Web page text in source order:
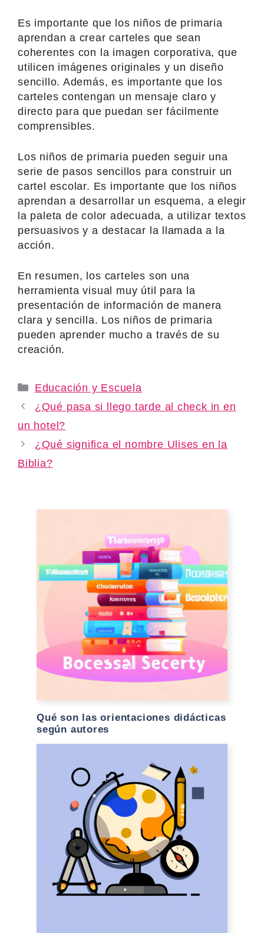
Es importante que los niños de primaria
aprendan a crear carteles que sean
coherentes con la imagen corporativa, que
utilicen imágenes originales y un diseño
sencillo. Además, es importante que los
carteles contengan un mensaje claro y
directo para que puedan ser fácilmente
comprensibles.
Los niños de primaria pueden seguir una
serie de pasos sencillos para construir un
cartel escolar. Es importante que los niños
aprendan a desarrollar un esquema, a elegir
la paleta de color adecuada, a utilizar textos
persuasivos y a destacar la llamada a la
acción.
En resumen, los carteles son una
herramienta visual muy útil para la
presentación de información de manera
clara y sencilla. Los niños de primaria
pueden aprender mucho a través de su
creación.
Categories
Educación y Escuela
¿Qué pasa si llego tarde al check in en
un hotel?
¿Qué significa el nombre Ulises en la
Biblia?
Qué son las orientaciones didácticas
según autores